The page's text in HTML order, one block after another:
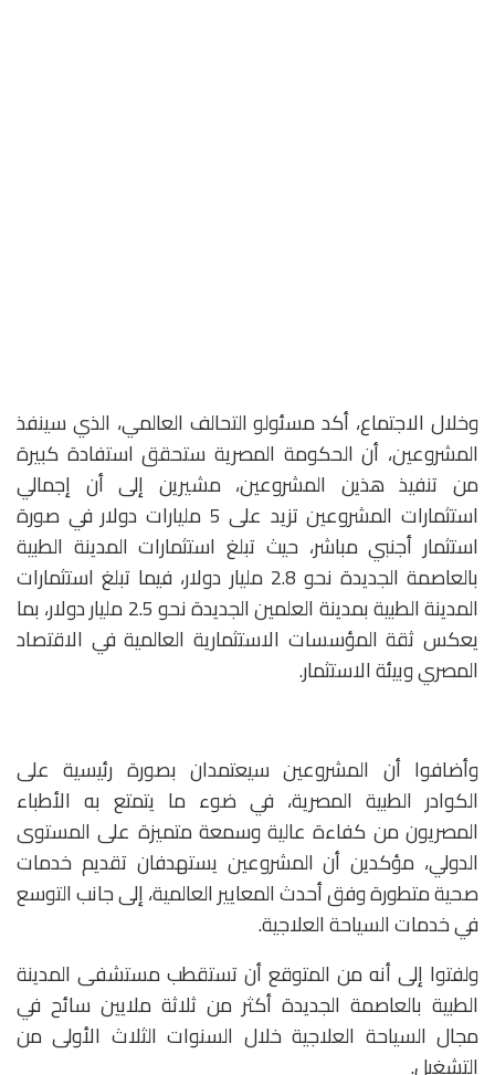
وخلال الاجتماع، أكد مسئولو التحالف العالمي، الذي سينفذ
المشروعين، أن الحكومة المصرية ستحقق استفادة كبيرة
من تنفيذ هذين المشروعين، مشيرين إلى أن إجمالي
استثمارات المشروعين تزيد على 5 مليارات دولار في صورة
استثمار أجنبي مباشر، حيث تبلغ استثمارات المدينة الطبية
بالعاصمة الجديدة نحو 2.8 مليار دولار، فيما تبلغ استثمارات
المدينة الطبية بمدينة العلمين الجديدة نحو 2.5 مليار دولار، بما
يعكس ثقة المؤسسات الاستثمارية العالمية في الاقتصاد
المصري وبيئة الاستثمار.
وأضافوا أن المشروعين سيعتمدان بصورة رئيسية على
الكوادر الطبية المصرية، في ضوء ما يتمتع به الأطباء
المصريون من كفاءة عالية وسمعة متميزة على المستوى
الدولي، مؤكدين أن المشروعين يستهدفان تقديم خدمات
صحية متطورة وفق أحدث المعايير العالمية، إلى جانب التوسع
في خدمات السياحة العلاجية.
ولفتوا إلى أنه من المتوقع أن تستقطب مستشفى المدينة
الطبية بالعاصمة الجديدة أكثر من ثلاثة ملايين سائح في
مجال السياحة العلاجية خلال السنوات الثلاث الأولى من
التشغيل.